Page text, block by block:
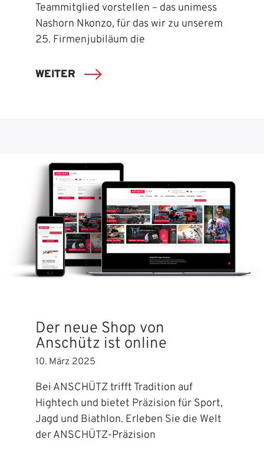
Teammitglied vorstellen – das unimess
Nashorn Nkonzo, für das wir zu unserem
25. Firmenjubiläum die
WEITER
Der neue Shop von
Anschütz ist online
10. März 2025
Bei ANSCHÜTZ trifft Tradition auf
Hightech und bietet Präzision für Sport,
Jagd und Biathlon. Erleben Sie die Welt
der ANSCHÜTZ-Präzision